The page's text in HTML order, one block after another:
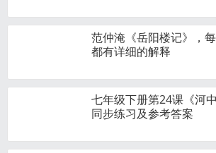
范仲淹《岳阳楼记》，
都有详细的解释
七年级下册第24课《河中
同步练习及参考答案